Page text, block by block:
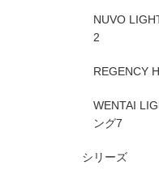
NUVO
2
REGENCY
WENTAI
ング7
シリーズ